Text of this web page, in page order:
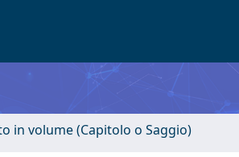
in volume (Capitolo o Saggio)